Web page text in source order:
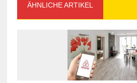
ÄHNLICHE ARTIKEL